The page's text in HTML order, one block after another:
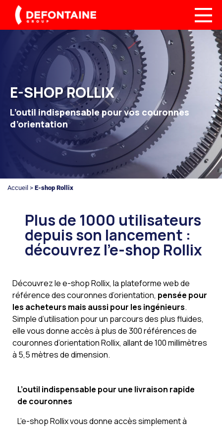
E-SHOP ROLLIX
L’outil indispensable pour vos couronnes
d’orientation
Accueil > E-shop Rollix
Plus de 1000 utilisateurs
depuis son lancement :
découvrez l’e-shop Rollix
Découvrez le e-shop Rollix, la plateforme web de
référence des couronnes d’orientation, pensée pour
les acheteurs mais aussi pour les ingénieurs.
Simple d’utilisation pour un parcours des plus fluides,
elle vous donne accès à plus de 300 références de
couronnes d’orientation Rollix, allant de 100 millimètres
à 5,5 mètres de dimension.
L’outil indispensable pour une livraison rapide
de couronnes
L’e-shop Rollix vous donne accès simplement à